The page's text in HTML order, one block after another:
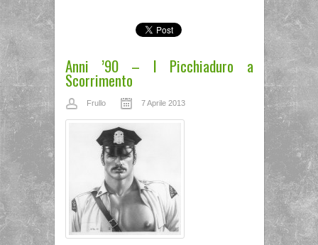
Anni ’90 – I Picchiaduro a
Scorrimento
Frullo 7 Aprile 2013